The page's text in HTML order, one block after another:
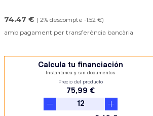
74.47 € ( 2% descompte -1.52 €)
amb pagament per transferència bancària